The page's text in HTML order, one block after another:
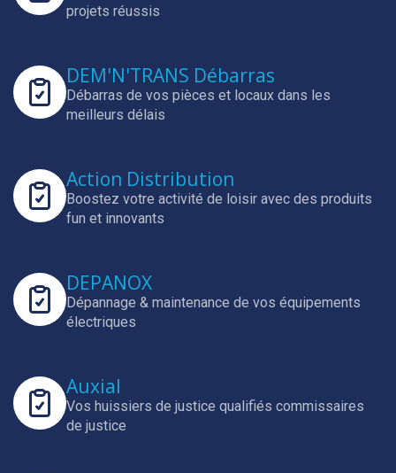
projets réussis
DEM'N'TRANS Débarras
Débarras de vos pièces et locaux dans les
meilleurs délais
Action Distribution
Boostez votre activité de loisir avec des produits
fun et innovants
DEPANOX
Dépannage & maintenance de vos équipements
électriques
Auxial
Vos huissiers de justice qualifiés commissaires
de justice